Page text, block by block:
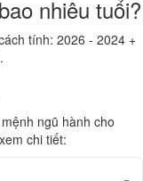
nhiêu tuổi?
tính: 2026 - 2024 +
.
ngũ hành cho
chi tiết: